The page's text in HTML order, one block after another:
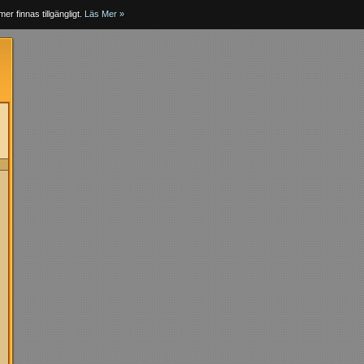
finnas tillgängligt. Läs Mer »